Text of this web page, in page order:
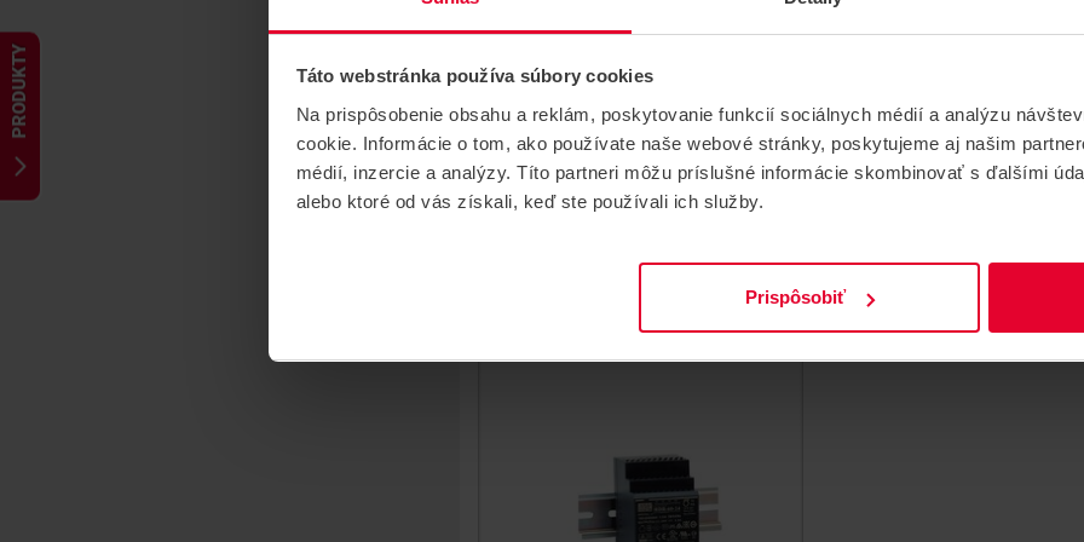
Táto webstránka používa súbory cookies
Na prispôsobenie obsahu a reklám, poskytovanie funkcií sociálnych médií a analýzu
cookie. Informácie o tom, ako používate naše webové stránky, poskytujeme aj našim
médií, inzercie a analýzy. Títo partneri môžu príslušné informácie skombinovať s ďalšími
alebo ktoré od vás získali, keď ste používali ich služby.
Prispôsobiť
PRODUKTY
HDR-30-12 Zdroj na
DIN Lištu 12 V DC /
2,5A
Zdroj na DIN Lištu, 12V DC, 2,5A.
HIKVISION DS-
KAW60-2N Zdroj
montáž na DIN lištu